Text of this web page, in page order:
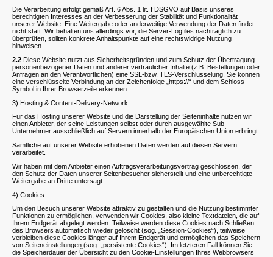
Die Verarbeitung erfolgt gemäß Art. 6 Abs. 1 lit. f DSGVO auf Basis unseres
berechtigten Interesses an der Verbesserung der Stabilität und Funktionalität
unserer Website. Eine Weitergabe oder anderweitige Verwendung der Daten findet
nicht statt. Wir behalten uns allerdings vor, die Server-Logfiles nachträglich zu
überprüfen, sollten konkrete Anhaltspunkte auf eine rechtswidrige Nutzung
hinweisen.
2.2 Diese Website nutzt aus Sicherheitsgründen und zum Schutz der Übertragung
personenbezogener Daten und anderer vertraulicher Inhalte (z.B. Bestellungen oder
Anfragen an den Verantwortlichen) eine SSL-bzw. TLS-Verschlüsselung. Sie können
eine verschlüsselte Verbindung an der Zeichenfolge „https://“ und dem Schloss-
Symbol in Ihrer Browserzeile erkennen.
3) Hosting & Content-Delivery-Network
Für das Hosting unserer Website und die Darstellung der Seiteninhalte nutzen wir
einen Anbieter, der seine Leistungen selbst oder durch ausgewählte Sub-
Unternehmer ausschließlich auf Servern innerhalb der Europäischen Union erbringt.
Sämtliche auf unserer Website erhobenen Daten werden auf diesen Servern
verarbeitet.
Wir haben mit dem Anbieter einen Auftragsverarbeitungsvertrag geschlossen, der
den Schutz der Daten unserer Seitenbesucher sicherstellt und eine unberechtigte
Weitergabe an Dritte untersagt.
4) Cookies
Um den Besuch unserer Website attraktiv zu gestalten und die Nutzung bestimmter
Funktionen zu ermöglichen, verwenden wir Cookies, also kleine Textdateien, die auf
Ihrem Endgerät abgelegt werden. Teilweise werden diese Cookies nach Schließen
des Browsers automatisch wieder gelöscht (sog. „Session-Cookies“), teilweise
verbleiben diese Cookies länger auf Ihrem Endgerät und ermöglichen das Speichern
von Seiteneinstellungen (sog. „persistente Cookies“). Im letzteren Fall können Sie
die Speicherdauer der Übersicht zu den Cookie-Einstellungen Ihres Webbrowsers